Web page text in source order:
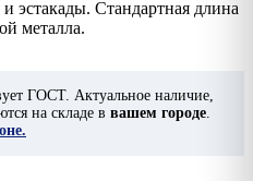
эстакады. Стандартная длина
металла.
ГОСТ. Актуальное наличие,
на складе в вашем городе